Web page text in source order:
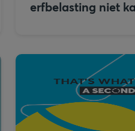
erfbelasting niet